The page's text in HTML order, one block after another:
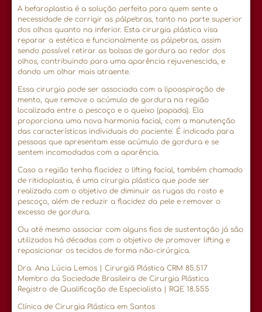
A befaroplastia é a solução perfeita para quem sente a
necessidade de corrigir as pálpebras, tanto na parte superior
dos olhos quanto na inferior. Esta cirurgia plástica visa
reparar a estética e funcionalmente as pálpebras, assim
sendo possível retirar as bolsas de gordura ao redor dos
olhos, contribuindo para uma aparência rejuvenescida, e
dando um olhar mais atraente.
Essa cirurgia pode ser associada com a lipoaspiração de
mento, que remove o acúmulo de gordura na região
localizada entre o pescoço e o queixo (papada). Ela
proporciona uma nova harmonia facial, com a manutenção
das características individuais do paciente. É indicada para
pessoas que apresentam esse acúmulo de gordura e se
sentem incomodadas com a aparência.
Caso a região tenha flacidez o lifting facial, também chamado
de ritidoplastia, é uma cirurgia plástica que pode ser
realizada com o objetivo de diminuir as rugas do rosto e
pescoço, além de reduzir a flacidez da pele e remover o
excesso de gordura.
Ou até mesmo associar com alguns fios de sustentação já são
utilizados há décadas com o objetivo de promover lifting e
reposicionar os tecidos de forma não-cirúrgica.
Dra. Ana Lúcia Lemos | Cirurgiã Plástica CRM 85.517
Membro da Sociedade Brasileira de Cirurgia Plástica
Registro de Qualificação de Especialista | RQE 18.555
Clínica de Cirurgia Plástica em Santos